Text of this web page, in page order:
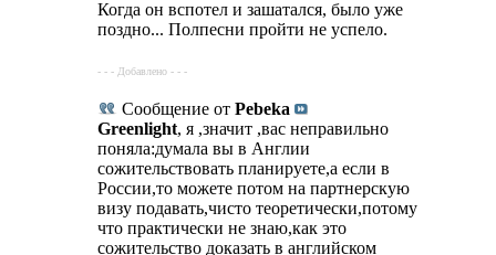
Когда он вспотел и зашатался, было уже
поздно... Полпесни пройти не успело.
- - - Добавлено - - -
Сообщение от Pebeka
Greenlight, я ,значит ,вас неправильно
поняла:думала вы в Англии
сожительствовать планируете,а если в
России,то можете потом на партнерскую
визу подавать,чисто теоретически,потому
что практически не знаю,как это
сожительство доказать в английском